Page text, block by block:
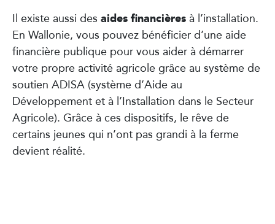
Il existe aussi des aides financièresà l’installation.
En Wallonie, vous pouvez bénéficier d’une aide
financière publique pour vous aider à démarrer
votre propre activité agricole grâce au système de
soutien ADISA (système d’Aide au
Développement et à l’Installation dans le Secteur
Agricole). Grâce à ces dispositifs, le rêve de
certains jeunes qui n’ont pas grandi à la ferme
devient réalité.